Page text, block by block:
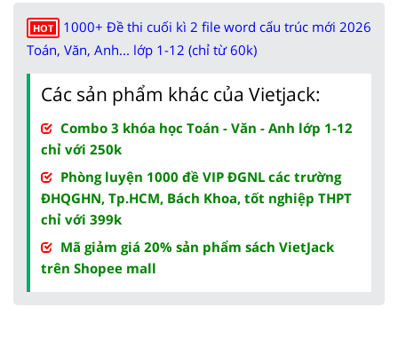
HOT
1000+ Đề thi cuối kì 2 file word cấu trúc mới 2026
Toán, Văn, Anh... lớp 1-12 (chỉ từ 60k)
Các sản phẩm khác của Vietjack:
Combo 3 khóa học Toán - Văn - Anh lớp 1-12
chỉ với 250k
Phòng luyện 1000 đề VIP ĐGNL các trường
ĐHQGHN, Tp.HCM, Bách Khoa, tốt nghiệp THPT
chỉ với 399k
Mã giảm giá 20% sản phẩm sách VietJack
trên Shopee mall